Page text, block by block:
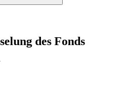
des Fonds